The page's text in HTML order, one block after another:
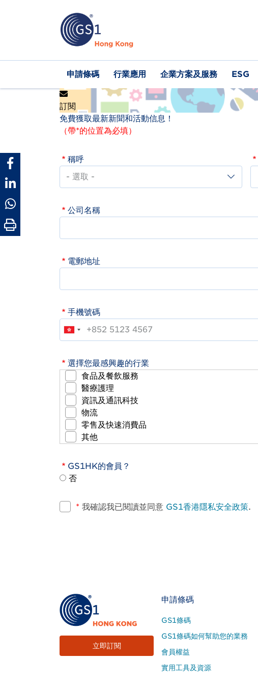
Main
navigation
申請條碼 行業應用 企業方案及服務 ESG
訂閱
免費獲取最新新聞和活動信息！
（帶*的位置為必填）
稱呼
公司名稱
電郵地址
手機號碼
選擇您最感興趣的行業
食品及餐飲服務
醫療護理
資訊及通訊科技
物流
零售及快速消費品
其他
GS1HK的會員？
否
* 我確認我已閱讀並同意 GS1香港隱私安全政策.
立即訂閱
Footer
Site
Menu
申請條碼
GS1條碼
GS1條碼如何幫助您的業務
會員權益
實用工具及資源